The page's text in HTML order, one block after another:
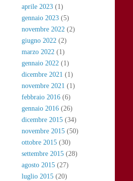
aprile 2023 (1)
gennaio 2023 (5)
novembre 2022 (2)
giugno 2022 (2)
marzo 2022 (1)
gennaio 2022 (1)
dicembre 2021 (1)
novembre 2021 (1)
febbraio 2016 (6)
gennaio 2016 (26)
dicembre 2015 (34)
novembre 2015 (50)
ottobre 2015 (30)
settembre 2015 (28)
agosto 2015 (27)
luglio 2015 (20)